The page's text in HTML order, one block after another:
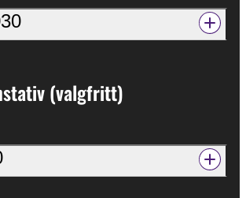
(valgfritt)